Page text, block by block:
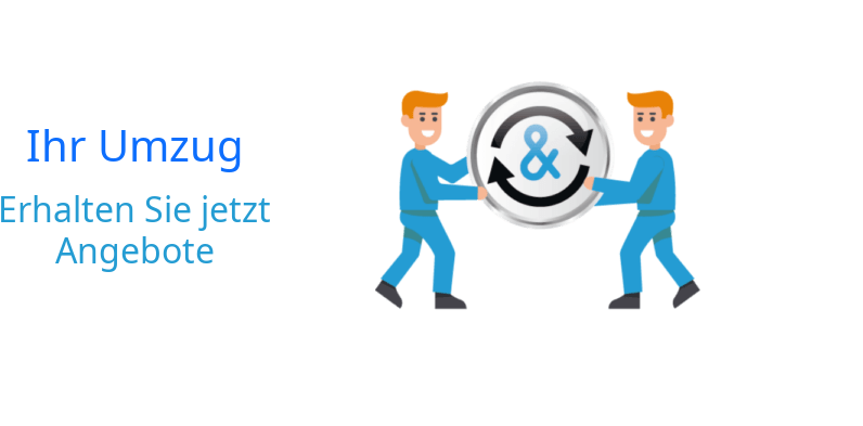
Ihr Umzug
Erhalten Sie jetzt
Angebote